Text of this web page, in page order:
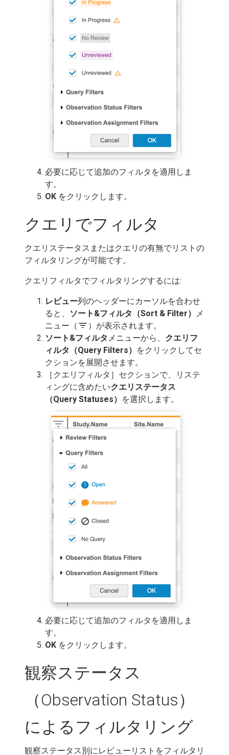
必要に応じて追加のフィルタを適用しま
す。
OK をクリックします。
クエリでフィルタ
クエリステータスまたはクエリの有無でリストの
フィルタリングが可能です。
クエリフィルタでフィルタリングするには:
レビュー列のヘッダーにカーソルを合わせ
ると、
ソート&フィルタ（Sort & Filter） メ
ニュー（ filter_list ）が表示されます。
ソート&フィルタ メニューから、 クエリフ
ィルタ（Query Filters） をクリックしてセ
クションを展開させます。
［クエリフィルタ］セクションで、リステ
ィングに含めたいクエリステータス
（Query Statuses） を選択します。
必要に応じて追加のフィルタを適用しま
す。
OK をクリックします。
観察ステータス
（Observation Status）
によるフィルタリング
観察ステータス別にレビューリストをフィルタリ